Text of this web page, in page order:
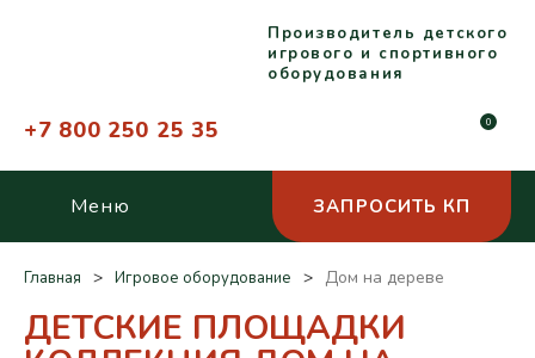
Производитель детского
игрового и спортивного
оборудования
+7 800 250 25 35 0
Меню ЗАПРОСИТЬ КП
Главная Игровое оборудование Дом на дереве
ДЕТСКИЕ ПЛОЩАДКИ